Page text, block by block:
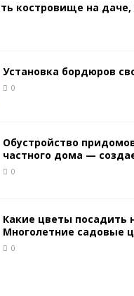
костровище на даче,
Установка бордюров
0
Обустройство
частного дома —
0
Какие цветы посадить
Многолетние садовые
0